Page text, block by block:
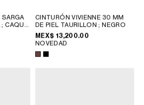
SARGA
; CAQUI
CINTURÓN VIVIENNE 30 MM
DE PIEL TAURILLON; NEGRO
MEX$ 13,200.00
NOVEDAD